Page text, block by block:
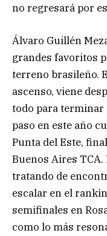
no regresará por
Álvaro Guillén
grandes favoritos
terreno brasileño.
ascenso, viene
todo para terminar
paso en este año
Punta del Este,
Buenos Aires
tratando de
escalar en el
semifinales en
como lo más